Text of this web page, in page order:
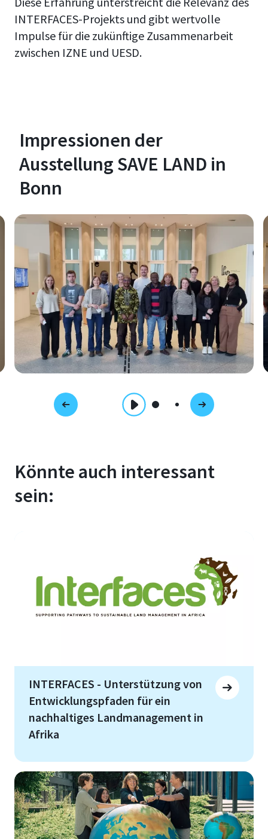
INTERFACES-Projekts und gibt wertvolle
Impulse für die zukünftige Zusammenarbeit
zwischen IZNE und UESD.
Impressionen der
Ausstellung SAVE LAND in
Bonn
Könnte auch interessant
sein:
INTERFACES - Unterstützung von
Entwicklungspfaden für ein
nachhaltiges Landmanagement in
Afrika